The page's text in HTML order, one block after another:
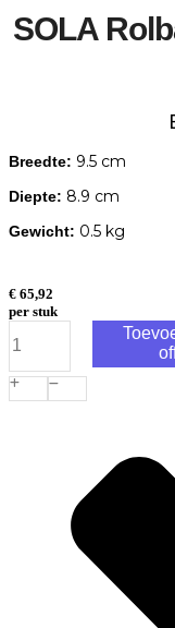
SOLA
Breedte: 9.5 cm
Diepte: 8.9 cm
Gewicht: 0.5 kg
€ 65,92
per stuk
Rolbandmaat
25mm
BigT
8m